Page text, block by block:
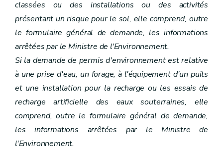
classées ou des installations ou des activités
présentant un risque pour le sol, elle comprend, outre
le formulaire général de demande, les informations
arrêtées par le Ministre de l'Environnement.
Si la demande de permis d'environnement est relative
à une prise d'eau, un forage, à l'équipement d'un puits
et une installation pour la recharge ou les essais de
recharge artificielle des eaux souterraines, elle
comprend, outre le formulaire général de demande,
les informations arrêtées par le Ministre de
l'Environnement.